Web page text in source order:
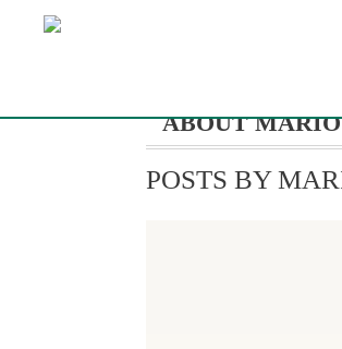
ABOUT
POSTS BY